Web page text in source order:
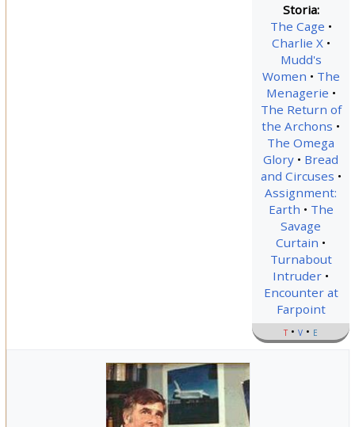
Storia:
The Cage
Charlie X
Mudd's
Women
The
Menagerie
The Return of
the Archons
The Omega
Glory
Bread
and Circuses
Assignment:
Earth
The
Savage
Curtain
Turnabout
Intruder
Encounter at
Farpoint
t v e